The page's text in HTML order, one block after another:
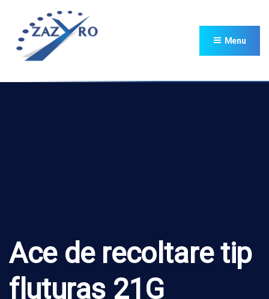
Menu
Ace de recoltare tip
fluturas 21G